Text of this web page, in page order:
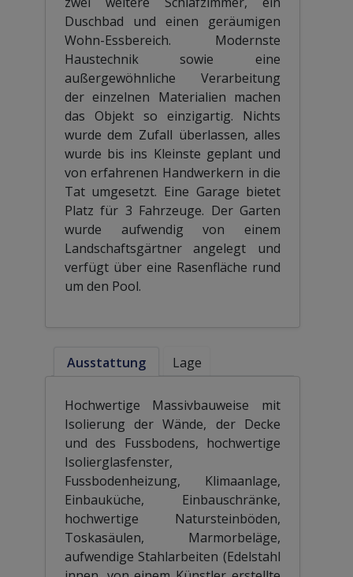
Duschbad und einen geräumigen
Wohn-Essbereich. Modernste
Haustechnik sowie eine
außergewöhnliche Verarbeitung
der einzelnen Materialien machen
das Objekt so einzigartig. Nichts
wurde dem Zufall überlassen, alles
wurde bis ins Kleinste geplant und
von erfahrenen Handwerkern in die
Tat umgesetzt. Eine Garage bietet
Platz für 3 Fahrzeuge. Der Garten
wurde aufwendig von einem
Landschaftsgärtner angelegt und
verfügt über eine Rasenfläche rund
um den Pool.
Ausstattung Lage
Hochwertige Massivbauweise mit
Isolierung der Wände, der Decke
und des Fussbodens, hochwertige
Isolierglasfenster,
Fussbodenheizung, Klimaanlage,
Einbauküche, Einbauschränke,
hochwertige Natursteinböden,
Toskasäulen, Marmorbeläge,
aufwendige Stahlarbeiten (Edelstahl